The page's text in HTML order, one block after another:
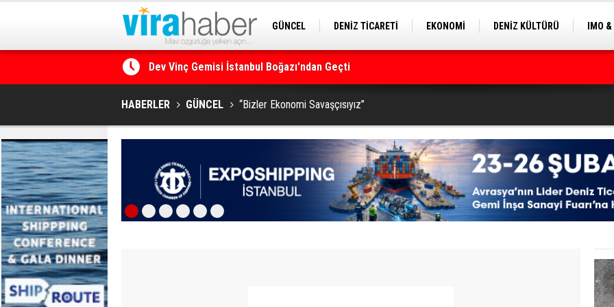
GÜNCEL DENİZ TİCARETİ EKONOMİ DENİZ KÜLTÜRÜ
IMO
Ege Denizi’nin En Büyük Mercan Ormanı
HABERLER GÜNCEL “Bizler Ekonomi Savaşçısıyız”